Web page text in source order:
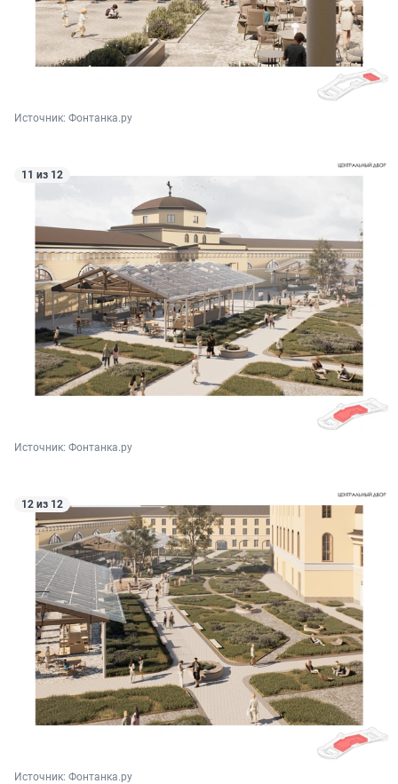
Источник: Фонтанка.ру
11 из 12
Источник: Фонтанка.ру
12 из 12
Источник: Фонтанка.ру